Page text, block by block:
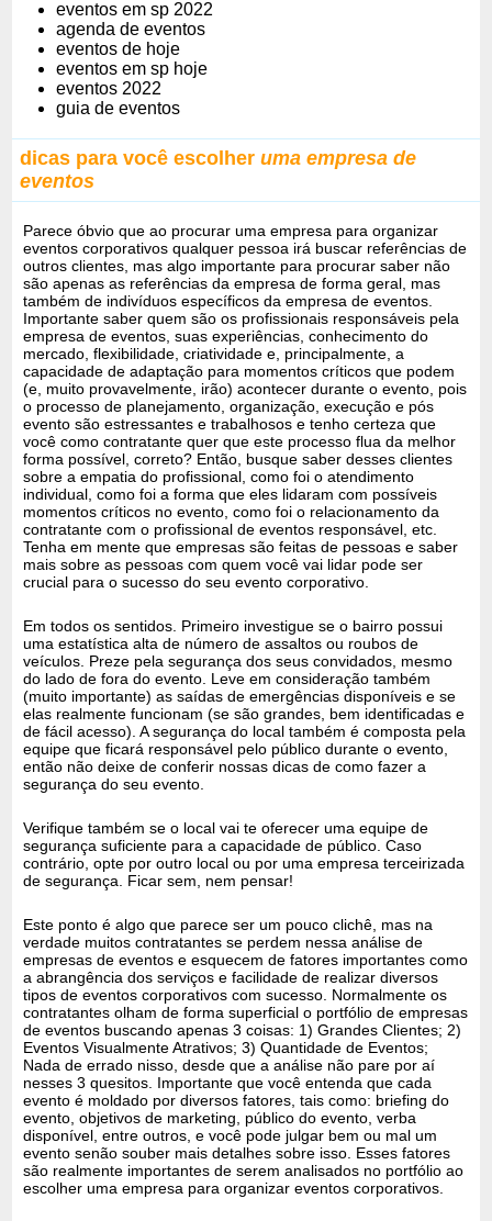
eventos em sp 2022
agenda de eventos
eventos de hoje
eventos em sp hoje
eventos 2022
guia de eventos
dicas para você escolher uma empresa de
eventos
Parece óbvio que ao procurar uma empresa para organizar
eventos corporativos qualquer pessoa irá buscar referências de
outros clientes, mas algo importante para procurar saber não
são apenas as referências da empresa de forma geral, mas
também de indivíduos específicos da empresa de eventos.
Importante saber quem são os profissionais responsáveis pela
empresa de eventos, suas experiências, conhecimento do
mercado, flexibilidade, criatividade e, principalmente, a
capacidade de adaptação para momentos críticos que podem
(e, muito provavelmente, irão) acontecer durante o evento, pois
o processo de planejamento, organização, execução e pós
evento são estressantes e trabalhosos e tenho certeza que
você como contratante quer que este processo flua da melhor
forma possível, correto? Então, busque saber desses clientes
sobre a empatia do profissional, como foi o atendimento
individual, como foi a forma que eles lidaram com possíveis
momentos críticos no evento, como foi o relacionamento da
contratante com o profissional de eventos responsável, etc.
Tenha em mente que empresas são feitas de pessoas e saber
mais sobre as pessoas com quem você vai lidar pode ser
crucial para o sucesso do seu evento corporativo.
Em todos os sentidos. Primeiro investigue se o bairro possui
uma estatística alta de número de assaltos ou roubos de
veículos. Preze pela segurança dos seus convidados, mesmo
do lado de fora do evento. Leve em consideração também
(muito importante) as saídas de emergências disponíveis e se
elas realmente funcionam (se são grandes, bem identificadas e
de fácil acesso). A segurança do local também é composta pela
equipe que ficará responsável pelo público durante o evento,
então não deixe de conferir nossas dicas de como fazer a
segurança do seu evento.
Verifique também se o local vai te oferecer uma equipe de
segurança suficiente para a capacidade de público. Caso
contrário, opte por outro local ou por uma empresa terceirizada
de segurança. Ficar sem, nem pensar!
Este ponto é algo que parece ser um pouco clichê, mas na
verdade muitos contratantes se perdem nessa análise de
empresas de eventos e esquecem de fatores importantes como
a abrangência dos serviços e facilidade de realizar diversos
tipos de eventos corporativos com sucesso. Normalmente os
contratantes olham de forma superficial o portfólio de empresas
de eventos buscando apenas 3 coisas: 1) Grandes Clientes; 2)
Eventos Visualmente Atrativos; 3) Quantidade de Eventos;
Nada de errado nisso, desde que a análise não pare por aí
nesses 3 quesitos. Importante que você entenda que cada
evento é moldado por diversos fatores, tais como: briefing do
evento, objetivos de marketing, público do evento, verba
disponível, entre outros, e você pode julgar bem ou mal um
evento senão souber mais detalhes sobre isso. Esses fatores
são realmente importantes de serem analisados no portfólio ao
escolher uma empresa para organizar eventos corporativos.